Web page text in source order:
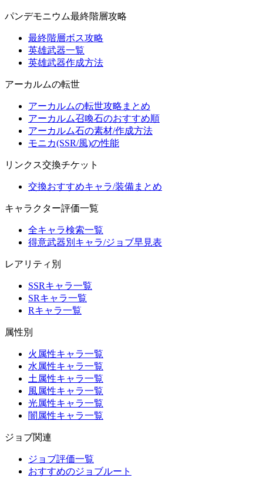
パンデモニウム最終階層攻略
最終階層ボス攻略
英雄武器一覧
英雄武器作成方法
アーカルムの転世
アーカルムの転世攻略まとめ
アーカルム召喚石のおすすめ順
アーカルム石の素材/作成方法
モニカ(SSR/風)の性能
リンクス交換チケット
交換おすすめキャラ/装備まとめ
キャラクター評価一覧
全キャラ検索一覧
得意武器別キャラ/ジョブ早見表
レアリティ別
SSRキャラ一覧
SRキャラ一覧
Rキャラ一覧
属性別
火属性キャラ一覧
水属性キャラ一覧
土属性キャラ一覧
風属性キャラ一覧
光属性キャラ一覧
闇属性キャラ一覧
ジョブ関連
ジョブ評価一覧
おすすめのジョブルート